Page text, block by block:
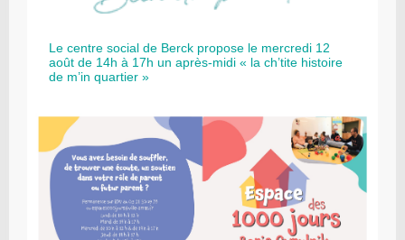
Le centre social de Berck propose le mercredi 12
août de 14h à 17h un après-midi « la ch’tite histoire
de m’in quartier »